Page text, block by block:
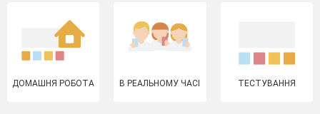
ДОМАШНЯ РОБОТА В РЕАЛЬНОМУ ЧАСІ ТЕСТУВАННЯ